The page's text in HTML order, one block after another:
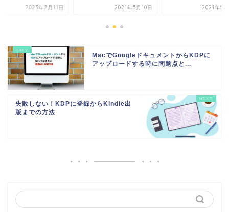
2023年2月11日 2021年5月10日 2021年5
MacでGoogleドキュメントからKDPに
アップロードする時に問題点と...
失敗しない！KDPに登録からKindle出
版までの方法